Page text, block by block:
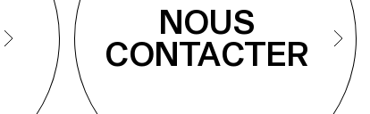
NOUS
CONTACTER